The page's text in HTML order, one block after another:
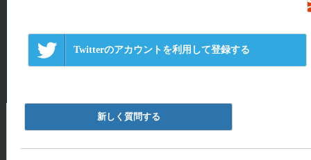
Twitterのアカウントを利用して登録する
新しく質問する